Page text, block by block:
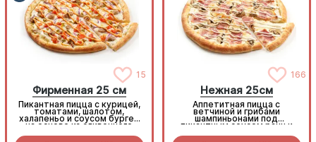
15
Фирменная 25 см
Пикантная пицца с курицей,
томатами, шалотом,
халапеньо и соусом бургер
на основе из сливочного
166
Нежная 25см
Аппетитная пицца с
ветчиной и грибами
шампиньонами под
пикантным соусом ранч и